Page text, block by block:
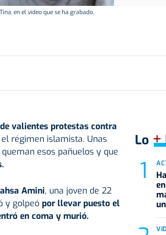
Tina, en el vídeo que se ha grabado.
valientes protestas contra
régimen islamista. Unas
esos pañuelos y que
Amini, una joven de 22
y golpeó por llevar puesto el
en coma y murió.
Lo +